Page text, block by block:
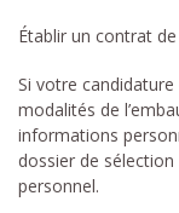
Établir un contrat
Si votre candidature
modalités de
informations
dossier de
personnel.